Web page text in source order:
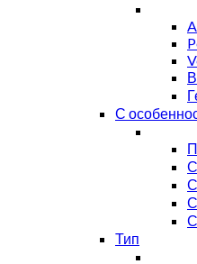
С
Тип